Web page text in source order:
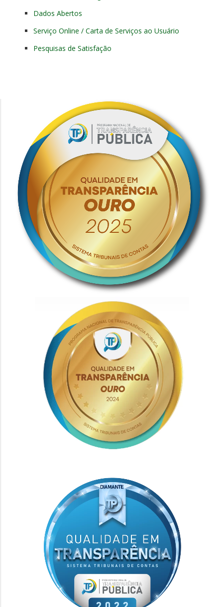
Dados Abertos
Serviço Online / Carta de Serviços ao Usuário
Pesquisas de Satisfação